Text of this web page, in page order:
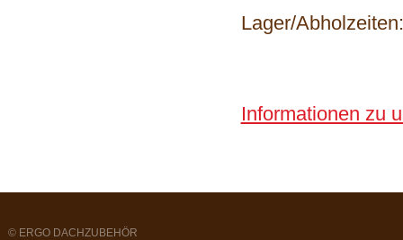
Lager/
Informationen zu
© ERGO DACHZUBEHÖR